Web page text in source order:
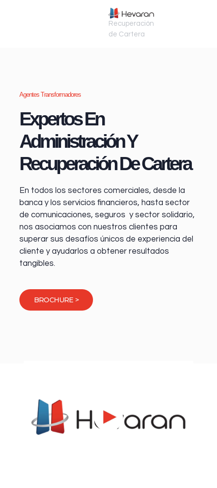
Recuperación
de Cartera
Agentes Transformadores
Expertos En
Administración Y
Recuperación De Cartera
En todos los sectores comerciales, desde la
banca y los servicios financieros, hasta sector
de comunicaciones, seguros y sector solidario,
nos asociamos con nuestros clientes para
superar sus desafíos únicos de experiencia del
cliente y ayudarlos a obtener resultados
tangibles.
BROCHURE >